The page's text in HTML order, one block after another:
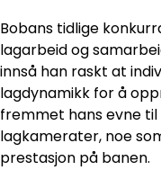
Bobans tidlige
lagarbeid og
innså han raskt at
lagdynamikk for å
fremmet hans evne
lagkamerater, noe
prestasjon på banen.